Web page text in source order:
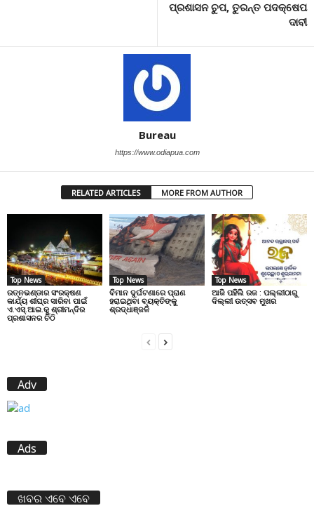
ପ୍ରଶାସନ ଚୁପ, ତୁରନ୍ତ ପଦକ୍ଷେପ
ଦାବୀ
Bureau
https://www.odiapua.com
RELATED ARTICLES MORE FROM AUTHOR
Top News
ରତ୍ନଭଣ୍ଡାର ସଂରକ୍ଷଣ
କାର୍ଯ୍ୟ ଶୀଘ୍ର ସାରିବା ପାଇଁ
ଏ.ଏସ୍.ଆଇ.କୁ ଶ୍ରୀମନ୍ଦିର
ପ୍ରଶାସନର ଚିଠି
Top News
ବିମାନ ଦୁର୍ଘଟଣାରେ ପ୍ରାଣ
ହରାଇଥିବା ବ୍ୟକ୍ତିଙ୍କୁ
ଶ୍ରଦ୍ଧାଞ୍ଜଳି
Top News
ଆଜି ପହିଲି ରଜ : ପଲ୍ଲୀଠାରୁ
ଦିଲ୍ଲୀ ଉତ୍ସବ ମୁଖର
Adv
Ads
ଖବର ଏବେ ଏବେ